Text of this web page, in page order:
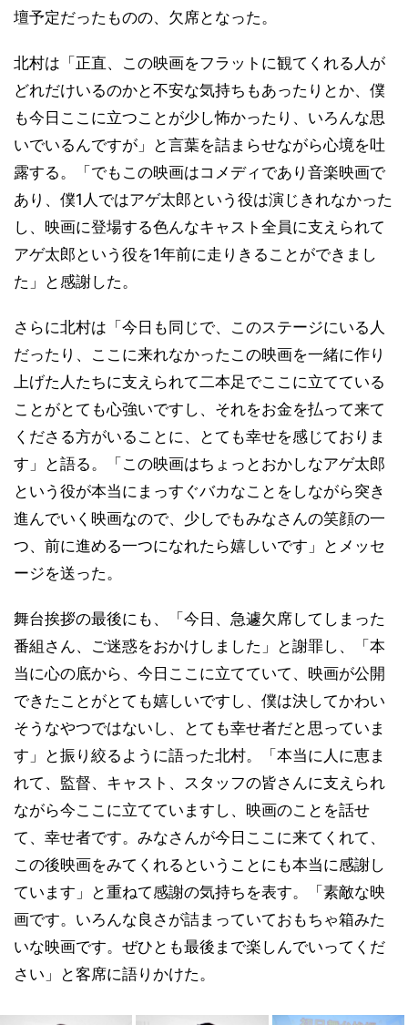
壇予定だったものの、欠席となった。
北村は「正直、この映画をフラットに観てくれる人が
どれだけいるのかと不安な気持ちもあったりとか、僕
も今日ここに立つことが少し怖かったり、いろんな思
いでいるんですが」と言葉を詰まらせながら心境を吐
露する。「でもこの映画はコメディであり音楽映画で
あり、僕1人ではアゲ太郎という役は演じきれなかった
し、映画に登場する色んなキャスト全員に支えられて
アゲ太郎という役を1年前に走りきることができまし
た」と感謝した。
さらに北村は「今日も同じで、このステージにいる人
だったり、ここに来れなかったこの映画を一緒に作り
上げた人たちに支えられて二本足でここに立てている
ことがとても心強いですし、それをお金を払って来て
くださる方がいることに、とても幸せを感じておりま
す」と語る。「この映画はちょっとおかしなアゲ太郎
という役が本当にまっすぐバカなことをしながら突き
進んでいく映画なので、少しでもみなさんの笑顔の一
つ、前に進める一つになれたら嬉しいです」とメッセ
ージを送った。
舞台挨拶の最後にも、「今日、急遽欠席してしまった
番組さん、ご迷惑をおかけしました」と謝罪し、「本
当に心の底から、今日ここに立てていて、映画が公開
できたことがとても嬉しいですし、僕は決してかわい
そうなやつではないし、とても幸せ者だと思っていま
す」と振り絞るように語った北村。「本当に人に恵ま
れて、監督、キャスト、スタッフの皆さんに支えられ
ながら今ここに立てていますし、映画のことを話せ
て、幸せ者です。みなさんが今日ここに来てくれて、
この後映画をみてくれるということにも本当に感謝し
ています」と重ねて感謝の気持ちを表す。「素敵な映
画です。いろんな良さが詰まっていておもちゃ箱みた
いな映画です。ぜひとも最後まで楽しんでいってくだ
さい」と客席に語りかけた。